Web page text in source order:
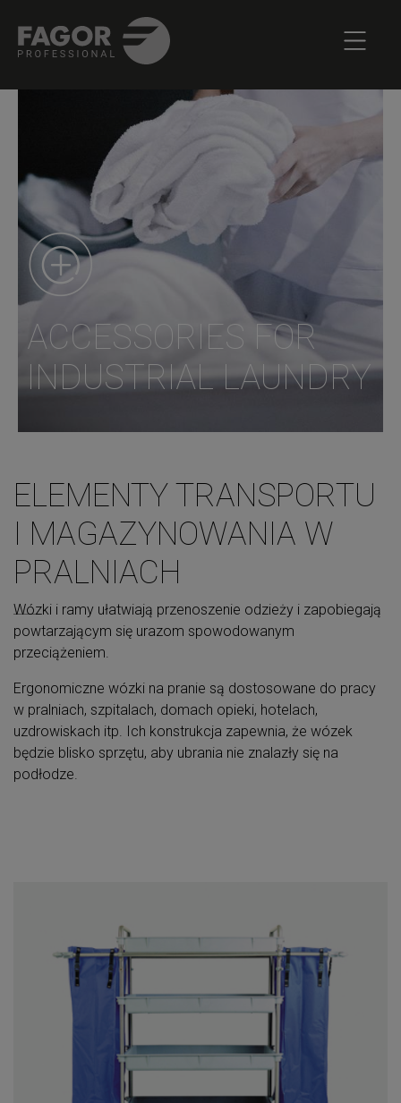
ACCESSORIES FOR
INDUSTRIAL LAUNDRY
ELEMENTY TRANSPORTU
I MAGAZYNOWANIA W
PRALNIACH
Wózki i ramy ułatwiają przenoszenie odzieży i zapobiegają
powtarzającym się urazom spowodowanym
przeciążeniem.
Ergonomiczne wózki na pranie są dostosowane do pracy
w pralniach, szpitalach, domach opieki, hotelach,
uzdrowiskach itp. Ich konstrukcja zapewnia, że wózek
będzie blisko sprzętu, aby ubrania nie znalazły się na
podłodze.